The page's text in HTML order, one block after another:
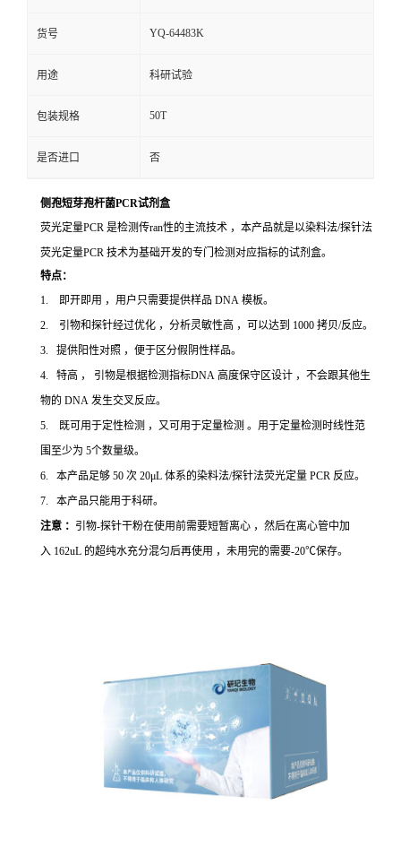
货号 YQ-64483K
用途 科研试验
包装规格 50T
是否进口 否
侧孢短芽孢杆菌PCR试剂盒
荧光定量PCR 是检测传ran性的主流技术 ，本产品就是以染料法/探针法
荧光定量PCR 技术为基础开发的专门检测对应指标的试剂盒。
特点：
1. 即开即用 ，用户只需要提供样品 DNA 模板。
2. 引物和探针经过优化 ，分析灵敏性高 ，可以达到 1000 拷贝/反应。
3. 提供阳性对照 ，便于区分假阴性样品。
4. 特高 ， 引物是根据检测指标DNA 高度保守区设计 ，不会跟其他生
物的 DNA 发生交叉反应。
5. 既可用于定性检测 ，又可用于定量检测 。用于定量检测时线性范
围至少为 5个数量级。
6. 本产品足够 50 次 20μL 体系的染料法/探针法荧光定量 PCR 反应。
7. 本产品只能用于科研。
注意 ： 引物-探针干粉在使用前需要短暂离心 ，然后在离心管中加
入 162uL 的超纯水充分混匀后再使用 ，未用完的需要-20℃保存。